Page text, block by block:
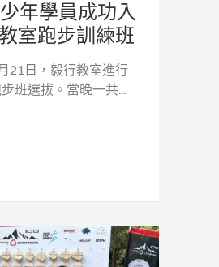
年學員成功入
室跑步訓練班
21日，毅行教室進行
班選拔。當晚一共...